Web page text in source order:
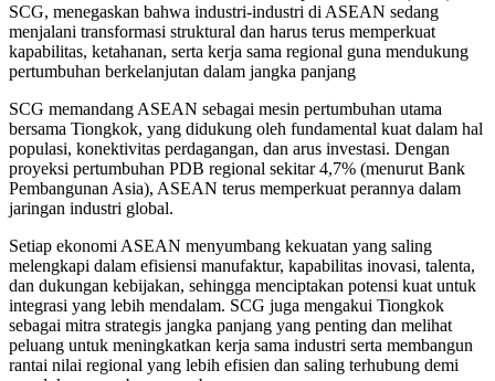
SCG, menegaskan bahwa industri-industri di ASEAN sedang
menjalani transformasi struktural dan harus terus memperkuat
kapabilitas, ketahanan, serta kerja sama regional guna mendukung
pertumbuhan berkelanjutan dalam jangka panjang
SCG memandang ASEAN sebagai mesin pertumbuhan utama
bersama Tiongkok, yang didukung oleh fundamental kuat dalam hal
populasi, konektivitas perdagangan, dan arus investasi. Dengan
proyeksi pertumbuhan PDB regional sekitar 4,7% (menurut Bank
Pembangunan Asia), ASEAN terus memperkuat perannya dalam
jaringan industri global.
Setiap ekonomi ASEAN menyumbang kekuatan yang saling
melengkapi dalam efisiensi manufaktur, kapabilitas inovasi, talenta,
dan dukungan kebijakan, sehingga menciptakan potensi kuat untuk
integrasi yang lebih mendalam. SCG juga mengakui Tiongkok
sebagai mitra strategis jangka panjang yang penting dan melihat
peluang untuk meningkatkan kerja sama industri serta membangun
rantai nilai regional yang lebih efisien dan saling terhubung demi